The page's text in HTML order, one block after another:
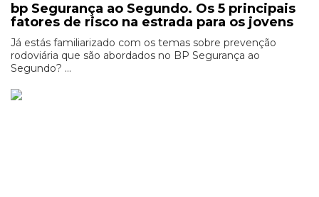
bp Segurança ao Segundo. Os 5 principais
fatores de risco na estrada para os jovens
Já estás familiarizado com os temas sobre prevenção
rodoviária que são abordados no BP Segurança ao
Segundo? ...